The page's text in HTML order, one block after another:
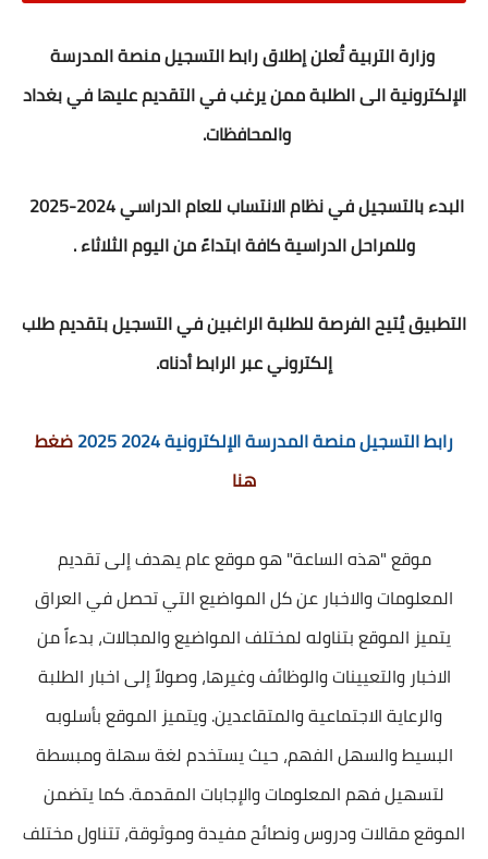
وزارة التربية تُعلن إطلاق رابط التسجيل منصة المدرسة
الإلكترونية الى الطلبة ممن يرغب في التقديم عليها في بغداد
والمحافظات.
وللمراحل الدراسية كافة ابتداءً من اليوم الثلاثاء .
التطبيق يُتيح الفرصة للطلبة الراغبين في التسجيل بتقديم طلب
إلكتروني عبر الرابط أدناه.
رابط التسجيل منصة المدرسة الإلكترونية 2024 2025
ضغط
هنا
موقع "هذه الساعة" هو موقع عام يهدف إلى تقديم
المعلومات والاخبار عن كل المواضيع التي تحصل في العراق
يتميز الموقع بتناوله لمختلف المواضيع والمجالات، بدءاً من
الاخبار والتعيينات والوظائف وغيرها، وصولاً إلى اخبار الطلبة
والرعاية الاجتماعية والمتقاعدين. ويتميز الموقع بأسلوبه
البسيط والسهل الفهم، حيث يستخدم لغة سهلة ومبسطة
لتسهيل فهم المعلومات والإجابات المقدمة. كما يتضمن
الموقع مقالات ودروس ونصائح مفيدة وموثوقة، تتناول مختلف